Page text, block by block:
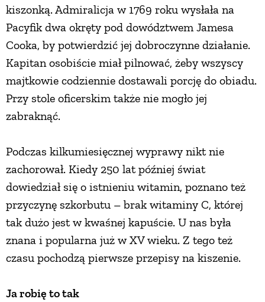
kiszonką. Admiralicja w 1769 roku wysłała na
Pacyfik dwa okręty pod dowództwem Jamesa
Cooka, by potwierdzić jej dobroczynne działanie.
Kapitan osobiście miał pilnować, żeby wszyscy
majtkowie codziennie dostawali porcję do obiadu.
Przy stole oficerskim także nie mogło jej
zabraknąć.
Podczas kilkumiesięcznej wyprawy nikt nie
zachorował. Kiedy 250 lat później świat
dowiedział się o istnieniu witamin, poznano też
przyczynę szkorbutu – brak witaminy C, której
tak dużo jest w kwaśnej kapuście. U nas była
znana i popularna już w XV wieku. Z tego też
czasu pochodzą pierwsze przepisy na kiszenie.
Ja robię to tak